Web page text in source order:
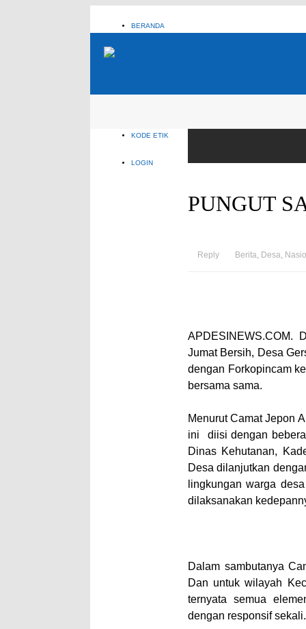
BERANDA
KODE ETIK
LOGIN
PUNGUT
Reply Berita, Desa,
APDESINEWS.COM.
Jumat Bersih, Desa
dengan Forkopincam
bersama sama.
Menurut Camat Jepon
ini diisi dengan
Dinas Kehutanan,
Desa dilanjutkan
lingkungan warga
dilaksanakan
Dalam sambutanya
Dan untuk wilayah
ternyata semua
dengan responsif sekali.